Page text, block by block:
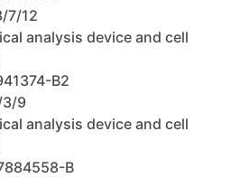
7/12
analysis device and cell
B2
3/9
analysis device and cell
B